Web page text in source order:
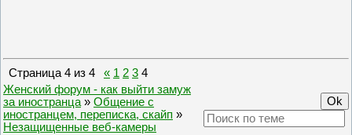
Страница4 из 4 « 1 2 3 4
Женский форум - как выйти замуж
за иностранца » Общение с
иностранцем, переписка, скайп »
Незащищенные веб-камеры